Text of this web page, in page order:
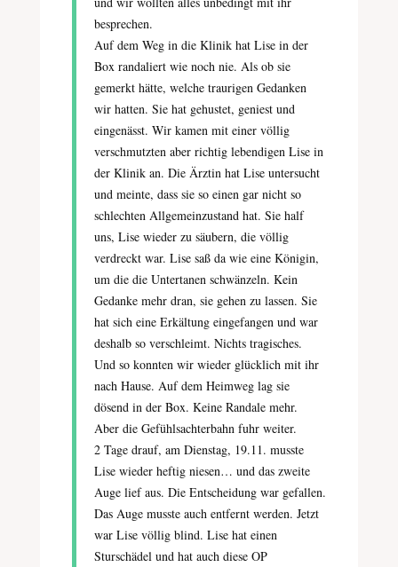
besprechen.
Auf dem Weg in die Klinik hat Lise in der
Box randaliert wie noch nie. Als ob sie
gemerkt hätte, welche traurigen Gedanken
wir hatten. Sie hat gehustet, geniest und
eingenässt. Wir kamen mit einer völlig
verschmutzten aber richtig lebendigen Lise in
der Klinik an. Die Ärztin hat Lise untersucht
und meinte, dass sie so einen gar nicht so
schlechten Allgemeinzustand hat. Sie half
uns, Lise wieder zu säubern, die völlig
verdreckt war. Lise saß da wie eine Königin,
um die die Untertanen schwänzeln. Kein
Gedanke mehr dran, sie gehen zu lassen. Sie
hat sich eine Erkältung eingefangen und war
deshalb so verschleimt. Nichts tragisches.
Und so konnten wir wieder glücklich mit ihr
nach Hause. Auf dem Heimweg lag sie
dösend in der Box. Keine Randale mehr.
Aber die Gefühlsachterbahn fuhr weiter.
2 Tage drauf, am Dienstag, 19.11. musste
Lise wieder heftig niesen… und das zweite
Auge lief aus. Die Entscheidung war gefallen.
Das Auge musste auch entfernt werden. Jetzt
war Lise völlig blind. Lise hat einen
Sturschädel und hat auch diese OP